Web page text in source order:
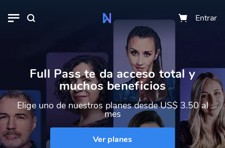
Entrar
Full Passte da acceso total y
muchos beneficios
Elige uno de nuestros planes desdeUS$ 3.50al
mes
Ver planes